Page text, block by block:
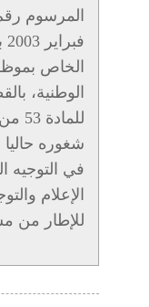
الخاص
الوطنية،
شغوره
في التوجيه
الإعلام
للإطار من